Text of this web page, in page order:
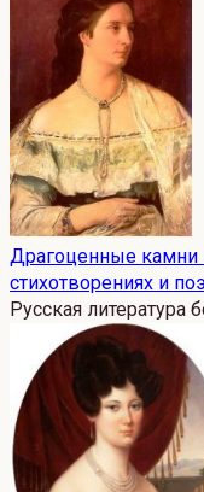
Драгоценные
стихотворениях и
Русская литература